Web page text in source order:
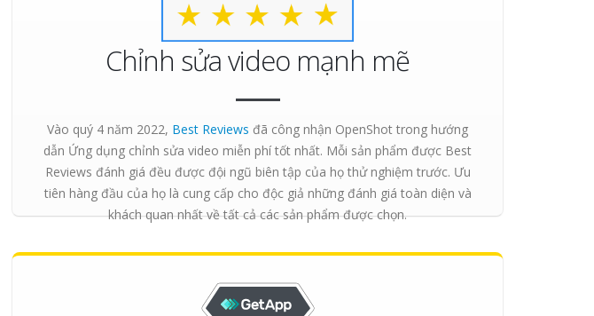
Chỉnh sửa video mạnh mẽ
Vào quý 4 năm 2022, Best Reviews đã công nhận OpenShot trong hướng
dẫn Ứng dụng chỉnh sửa video miễn phí tốt nhất. Mỗi sản phẩm được Best
Reviews đánh giá đều được đội ngũ biên tập của họ thử nghiệm trước. Ưu
tiên hàng đầu của họ là cung cấp cho độc giả những đánh giá toàn diện và
khách quan nhất về tất cả các sản phẩm được chọn.